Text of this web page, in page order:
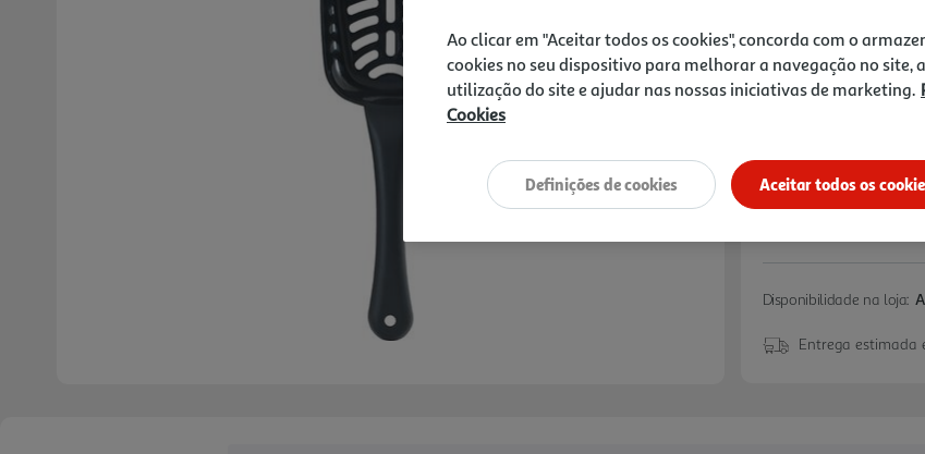
1,45 €
Disponibilidade na loja:
Entrega estimada
Ao clicar em "Aceitar todos os cookies", concorda com o
cookies no seu dispositivo para melhorar a navegação no site,
utilização do site e ajudar nas nossas iniciativas de marketing.
Cookies
Aceitar todos os
Definições de cookies